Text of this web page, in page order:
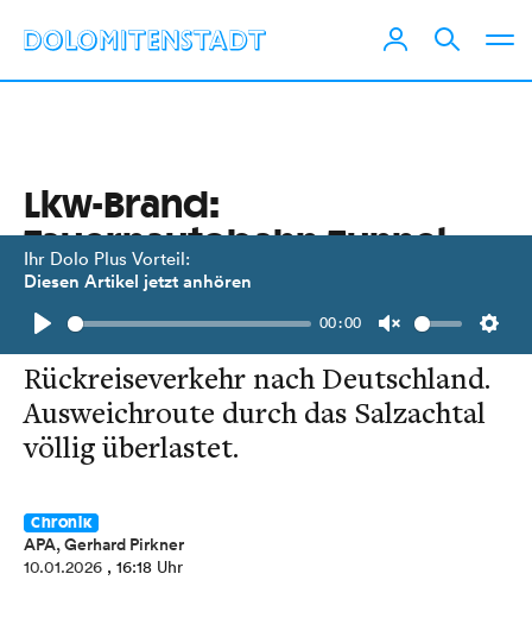
Ihr Dolo Plus Vorteil:
Diesen Artikel jetzt anhören
Play
00:00
Unmute
Lkw-Brand:
Tauernautobahn-Tunnel
bleibt länger gesperrt
Massive Staus durch
Rückreiseverkehr nach Deutschland.
Ausweichroute durch das Salzachtal
völlig überlastet.
Chronik
APA, Gerhard Pirkner
10.01.2026 , 16:18 Uhr